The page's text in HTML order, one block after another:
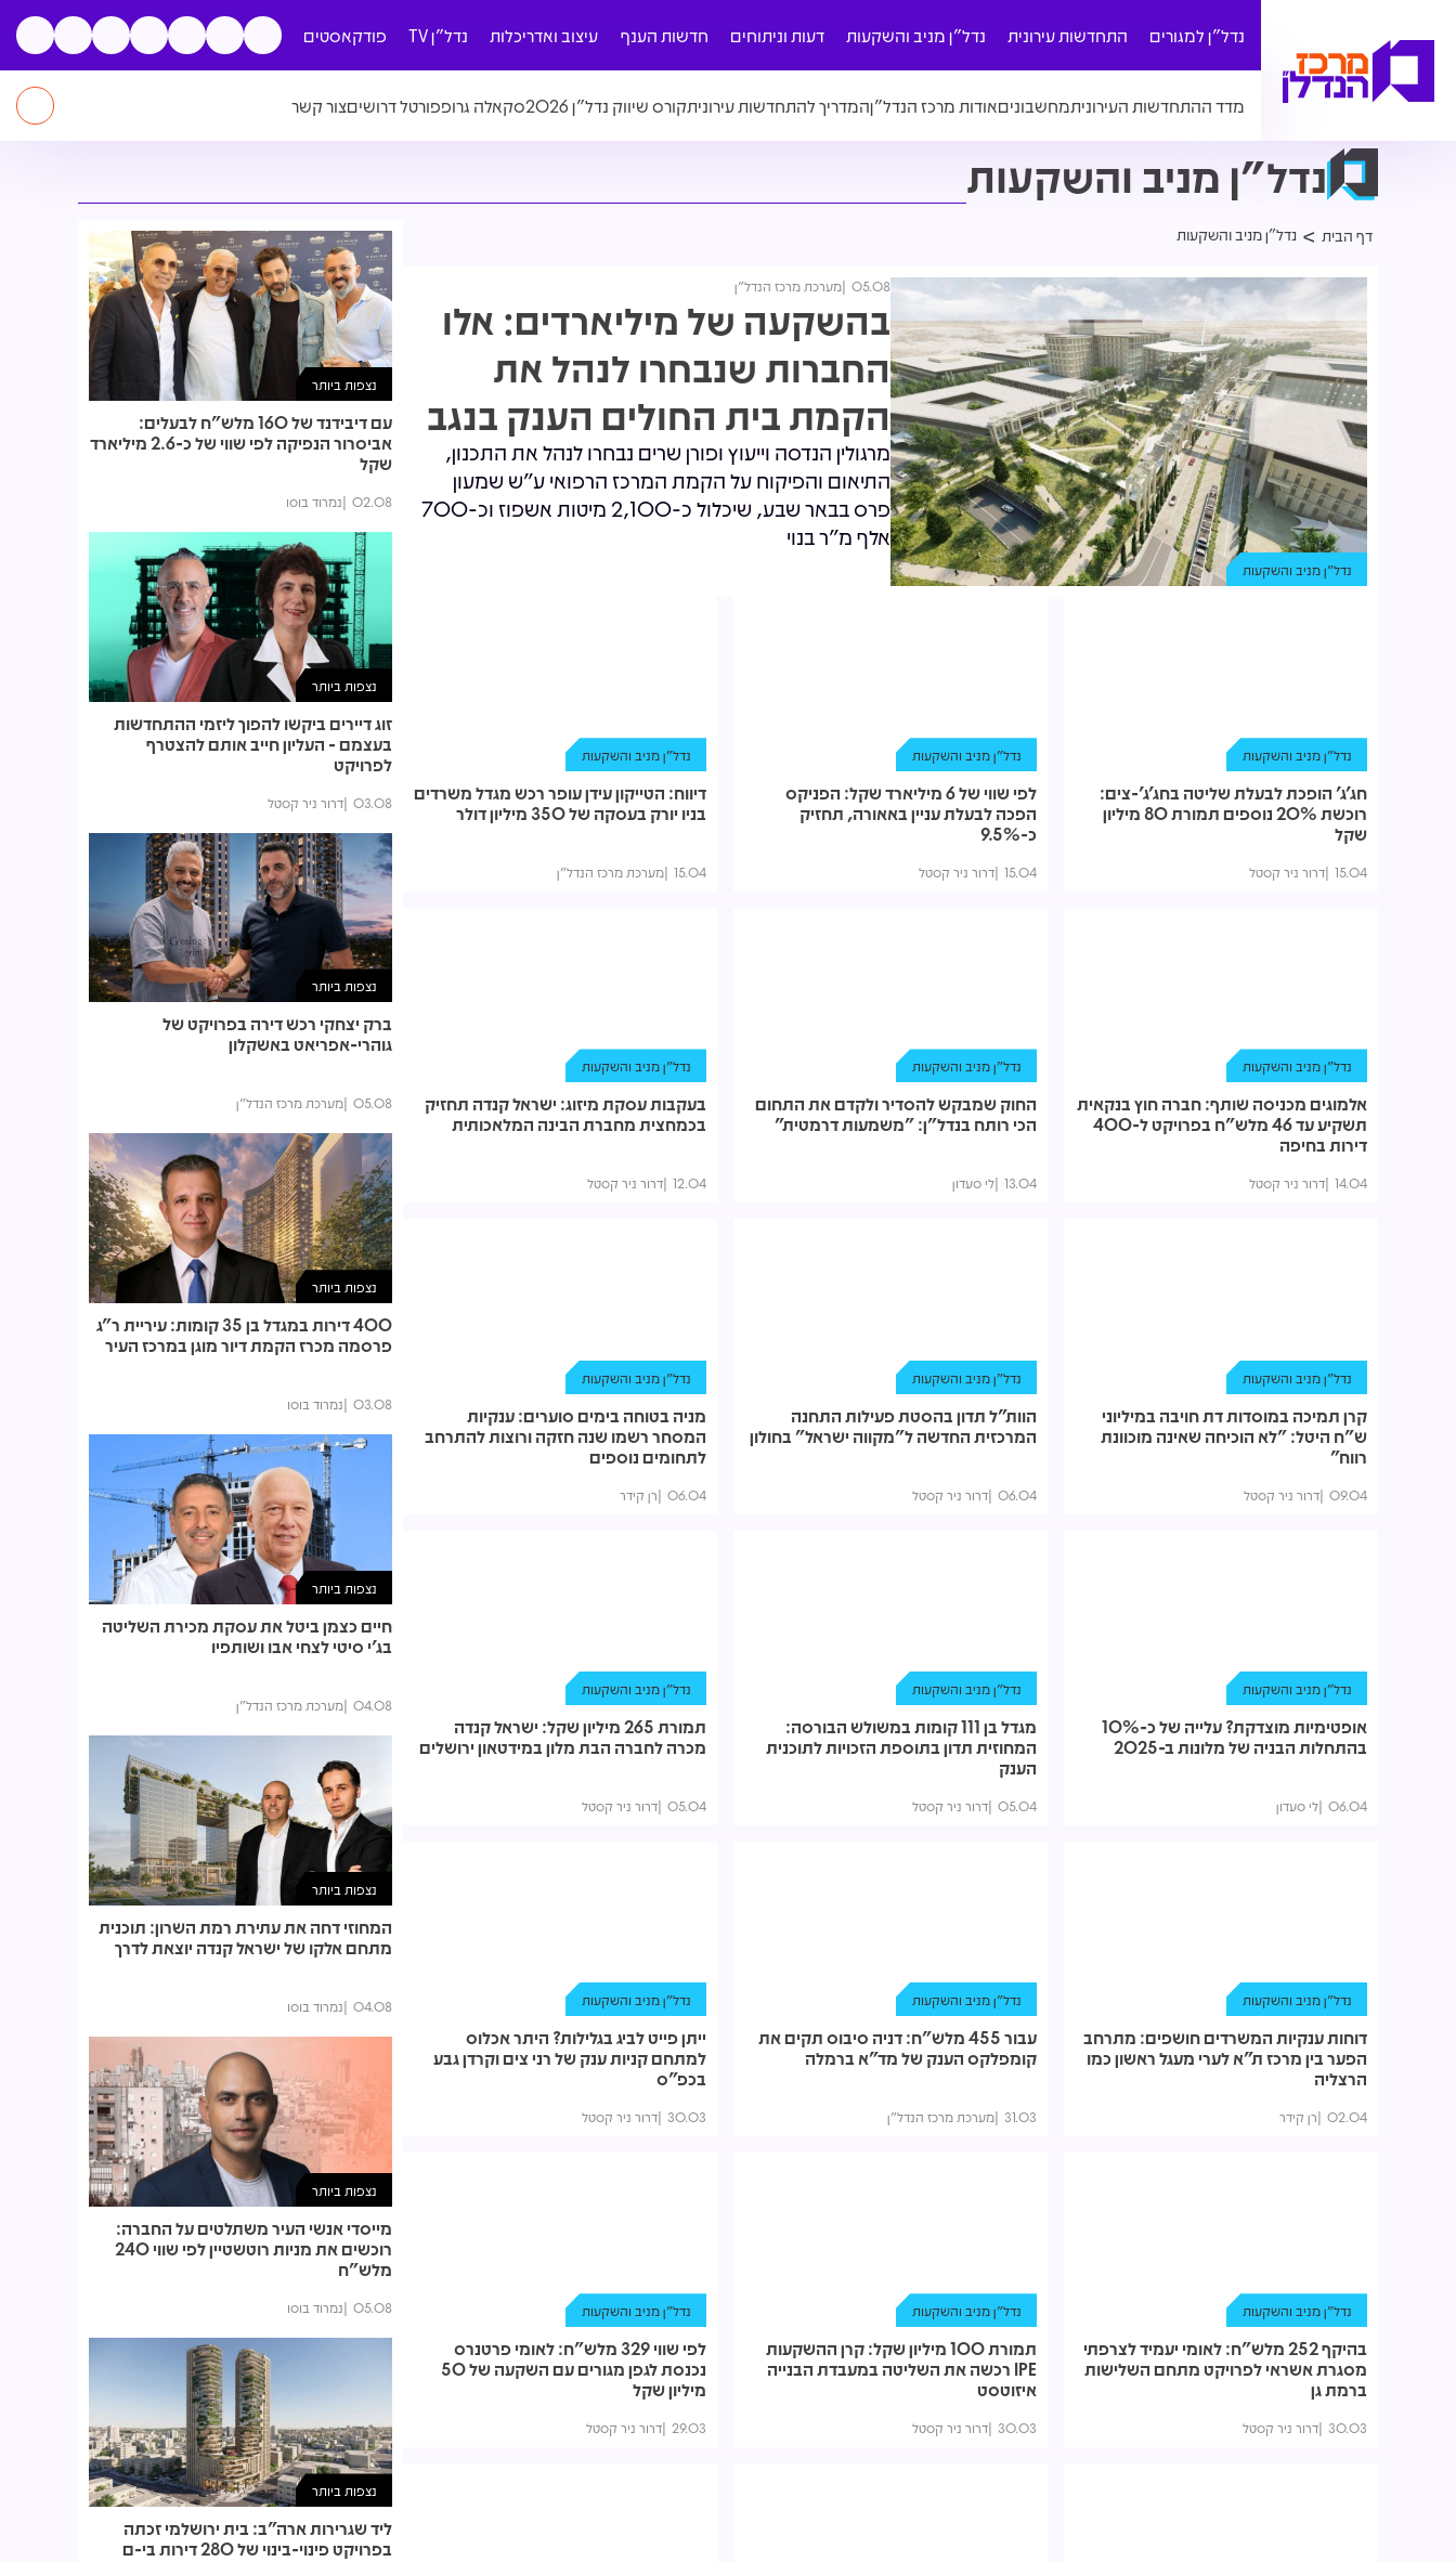
נדל"ן למגורים התחדשות עירונית נדל"ן מניב והשקעות דעות וניתוחים חדשות הענף עיצוב ואדריכלות נדל"ן TV פודקאסטים
מדד ההתחדשות העירוניתמחשבוניםאודות מרכז הנדל"ןהמדריך להתחדשות עירוניתקורס שיווק נדל"ן 2026 סקאלה גרופפורטל דרושיםצור קשר
נדל"ן מניב והשקעות
דף הבית נדל"ן מניב והשקעות
נדל"ן מניב והשקעות
05.08 מערכת מרכז הנדל"ן
בהשקעה של מיליארדים: אלו
החברות שנבחרו לנהל את
הקמת בית החולים הענק בנגב
מרגולין הנדסה וייעוץ ופורן שרים נבחרו לנהל את התכנון,
התיאום והפיקוח על הקמת המרכז הרפואי ע"ש שמעון
פרס בבאר שבע, שיכלול כ-2,100 מיטות אשפוז וכ-700
אלף מ"ר בנוי
נדל"ן מניב והשקעות
חג'ג' הופכת לבעלת שליטה בחג'ג'-צים:
רוכשת 20% נוספים תמורת 80 מיליון
שקל
15.04 דרור ניר קסטל
נדל"ן מניב והשקעות
לפי שווי של 6 מיליארד שקל: הפניקס
הפכה לבעלת עניין באאורה, תחזיק
כ-9.5%
15.04 דרור ניר קסטל
נדל"ן מניב והשקעות
דיווח: הטייקון עידן עופר רכש מגדל משרדים
בניו יורק בעסקה של 350 מיליון דולר
15.04 מערכת מרכז הנדל"ן
נדל"ן מניב והשקעות
אלמוגים מכניסה שותף: חברה חוץ בנקאית
תשקיע עד 46 מלש"ח בפרויקט ל-400
דירות בחיפה
14.04 דרור ניר קסטל
נדל"ן מניב והשקעות
החוק שמבקש להסדיר ולקדם את התחום
הכי רותח בנדל"ן: "משמעות דרמטית"
13.04 לי סעדון
נדל"ן מניב והשקעות
בעקבות עסקת מיזוג: ישראל קנדה תחזיק
בכמחצית מחברת הבינה המלאכותית
12.04 דרור ניר קסטל
נדל"ן מניב והשקעות
קרן תמיכה במוסדות דת חויבה במיליוני
ש"ח היטל: "לא הוכיחה שאינה מוכוונת
רווח"
09.04 דרור ניר קסטל
נדל"ן מניב והשקעות
הוות"ל תדון בהסטת פעילות התחנה
המרכזית החדשה ל"מקווה ישראל" בחולון
06.04 דרור ניר קסטל
נדל"ן מניב והשקעות
מניה בטוחה בימים סוערים: ענקיות
המסחר רשמו שנה חזקה ורוצות להתרחב
לתחומים נוספים
06.04 רן קידר
נדל"ן מניב והשקעות
אופטימיות מוצדקת? עלייה של כ-10%
בהתחלות הבניה של מלונות ב-2025
06.04 לי סעדון
נדל"ן מניב והשקעות
מגדל בן 111 קומות במשולש הבורסה:
המחוזית תדון בתוספת הזכויות לתוכנית
הענק
05.04 דרור ניר קסטל
נדל"ן מניב והשקעות
תמורת 265 מיליון שקל: ישראל קנדה
מכרה לחברה הבת מלון במידטאון ירושלים
05.04 דרור ניר קסטל
נדל"ן מניב והשקעות
דוחות ענקיות המשרדים חושפים: מתרחב
הפער בין מרכז ת"א לערי מעגל ראשון כמו
הרצליה
02.04 רן קידר
נדל"ן מניב והשקעות
עבור 455 מלש"ח: דניה סיבוס תקים את
קומפלקס הענק של מד"א ברמלה
31.03 מערכת מרכז הנדל"ן
נדל"ן מניב והשקעות
ייתן פייט לביג בגלילות? היתר אכלוס
למתחם קניות ענק של רני צים וקרדן גבע
בכפ"ס
30.03 דרור ניר קסטל
נדל"ן מניב והשקעות
בהיקף 252 מלש"ח: לאומי יעמיד לצרפתי
מסגרת אשראי לפרויקט מתחם השלישות
ברמת גן
30.03 דרור ניר קסטל
נדל"ן מניב והשקעות
תמורת 100 מיליון שקל: קרן ההשקעות
IPE רכשה את השליטה במעבדת הבנייה
איזוטסט
30.03 דרור ניר קסטל
נדל"ן מניב והשקעות
לפי שווי 329 מלש"ח: לאומי פרטנרס
נכנסת לגפן מגורים עם השקעה של 50
מיליון שקל
29.03 דרור ניר קסטל
נצפות ביותר
עם דיבידנד של 160 מלש"ח לבעלים:
אביסרור הנפיקה לפי שווי של כ-2.6 מיליארד
שקל
02.08 נמרוד בוסו
נצפות ביותר
זוג דיירים ביקשו להפוך ליזמי ההתחדשות
בעצמם - העליון חייב אותם להצטרף
לפרויקט
03.08 דרור ניר קסטל
נצפות ביותר
ברק יצחקי רכש דירה בפרויקט של
גוהרי-אפריאט באשקלון
05.08 מערכת מרכז הנדל"ן
נצפות ביותר
400 דירות במגדל בן 35 קומות: עיריית ר"ג
פרסמה מכרז הקמת דיור מוגן במרכז העיר
03.08 נמרוד בוסו
נצפות ביותר
חיים כצמן ביטל את עסקת מכירת השליטה
בג'י סיטי לצחי אבו ושותפיו
04.08 מערכת מרכז הנדל"ן
נצפות ביותר
המחוזי דחה את עתירת רמת השרון: תוכנית
מתחם אלקו של ישראל קנדה יוצאת לדרך
04.08 נמרוד בוסו
נצפות ביותר
מייסדי אנשי העיר משתלטים על החברה:
רוכשים את מניות רוטשטיין לפי שווי 240
מלש"ח
05.08 נמרוד בוסו
נצפות ביותר
ליד שגרירות ארה"ב: בית ירושלמי זכתה
בפרויקט פינוי-בינוי של 280 דירות בי-ם